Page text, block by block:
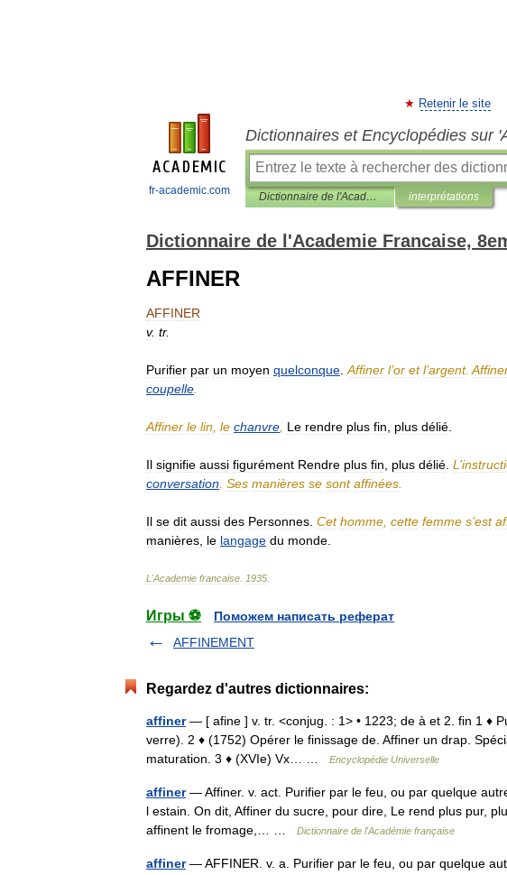
fr-academic.com
Retenir le site
Dictionnaires et Encyclopédies sur
Dictionnaire de l'Academie Francaise, 8eme edition (1935) interprétations
Dictionnaire de l'Academie Francaise,
AFFINER
AFFINER
v. tr.
Purifier par un moyen quelconque Affiner l’or et l’argent.
coupelle
Affiner le lin le chanvre Le rendre plus fin plus délié
Il signifie aussi figurément Rendre plus fin plus délié L ’
conversation Ses manières se sont affinées
Il se dit aussi des Personnes Cet homme cette femme s’est
manières le langage du monde
L 'Academie francaise 1935
Игры ⚽
Поможем написать реферат
AFFINEMENT
Regardez d'autres dictionnaires:
affiner— [ afine ] v. tr. <conjug. : 1> • 1223; de à et 2. fin 1 ♦
verre). 2 ♦ (1752) Opérer le finissage de. Affiner un drap.
maturation. 3 ♦ (XVIe) Vx… …
Encyclopédie Universelle
affiner— Affiner. v. act. Purifier par le feu, ou par quelque
l estain. On dit, Affiner du sucre, pour dire, Le rend plus pur,
affinent le fromage,… …
Dictionnaire de l'Académie française
affiner— AFFINER. v. a. Purifier par le feu, ou par quelque